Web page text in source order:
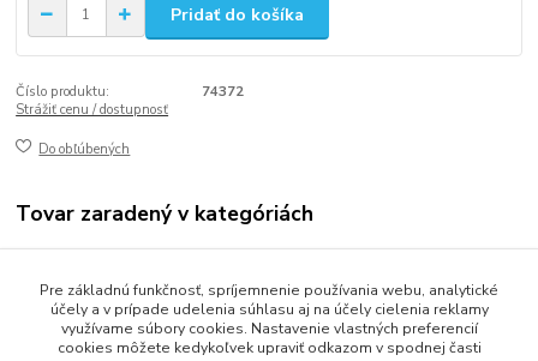
Pridať do košíka
Číslo produktu:
74372
Strážiť cenu / dostupnosť
Do obľúbených
Tovar zaradený v kategóriách
Gastro balenie
Misky a vaničky
Pre základnú funkčnosť, spríjemnenie používania webu, analytické
účely a v prípade udelenia súhlasu aj na účely cielenia reklamy
využívame súbory cookies. Nastavenie vlastných preferencií
cookies môžete kedykoľvek upraviť odkazom v spodnej časti